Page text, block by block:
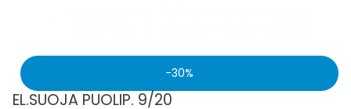
30
EL.SUOJA PUOLIP. 9/20